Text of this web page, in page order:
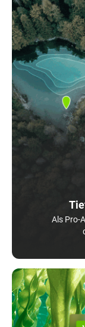
Als Pro-